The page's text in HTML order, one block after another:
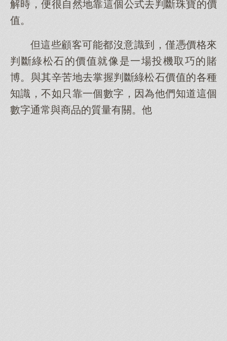
解時，便很自然地靠這個公式去判斷珠寶的價
值。
但這些顧客可能都沒意識到，僅憑價格來
判斷綠松石的價值就像是一場投機取巧的賭
博。與其辛苦地去掌握判斷綠松石價值的各種
知識，不如只靠一個數字，因為他們知道這個
數字通常與商品的質量有關。他